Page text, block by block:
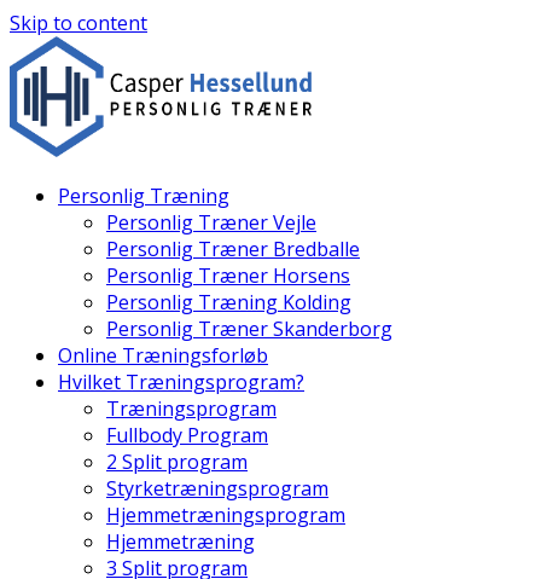
Skip to content
Personlig Træning
Personlig Træner Vejle
Personlig Træner Bredballe
Personlig Træner Horsens
Personlig Træning Kolding
Personlig Træner Skanderborg
Online Træningsforløb
Hvilket Træningsprogram?
Træningsprogram
Fullbody Program
2 Split program
Styrketræningsprogram
Hjemmetræningsprogram
Hjemmetræning
3 Split program